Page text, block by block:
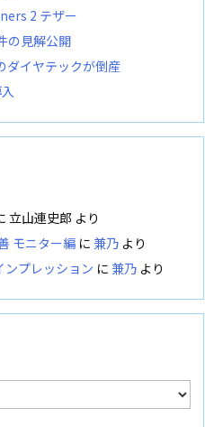
2 テザー
の見解公開
ダイヤテックが倒産
立山連史郎 より
モニター編 に 兼乃 より
プレッション に 兼乃 より